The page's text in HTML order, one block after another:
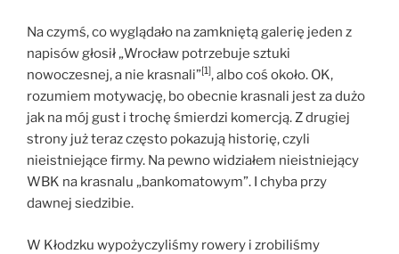
Na czymś, co wyglądało na zamkniętą galerię jeden z
napisów głosił „Wrocław potrzebuje sztuki
nowoczesnej, a nie krasnali”[1], albo coś około. OK,
rozumiem motywację, bo obecnie krasnali jest za dużo
jak na mój gust i trochę śmierdzi komercją. Z drugiej
strony już teraz często pokazują historię, czyli
nieistniejące firmy. Na pewno widziałem nieistniejący
WBK na krasnalu „bankomatowym”. I chyba przy
dawnej siedzibie.
W Kłodzku wypożyczyliśmy rowery i zrobiliśmy